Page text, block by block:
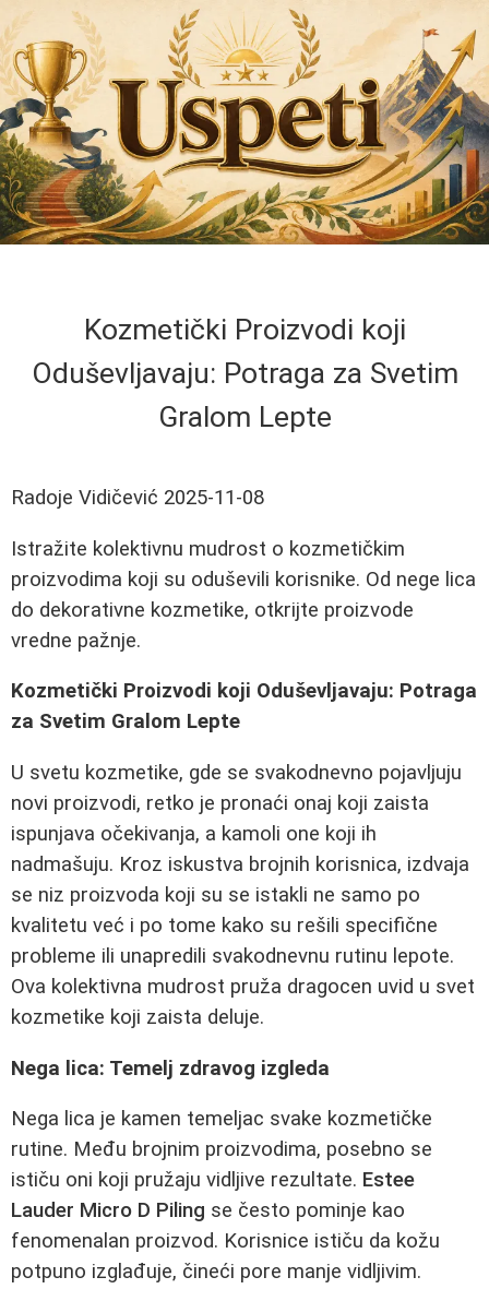
Kozmetički Proizvodi koji
Oduševljavaju: Potraga za Svetim
Gralom Lepte
Radoje Vidičević 2025-11-08
Istražite kolektivnu mudrost o kozmetičkim
proizvodima koji su oduševili korisnike. Od nege lica
do dekorativne kozmetike, otkrijte proizvode
vredne pažnje.
Kozmetički Proizvodi koji Oduševljavaju: Potraga
za Svetim Gralom Lepte
U svetu kozmetike, gde se svakodnevno pojavljuju
novi proizvodi, retko je pronaći onaj koji zaista
ispunjava očekivanja, a kamoli one koji ih
nadmašuju. Kroz iskustva brojnih korisnica, izdvaja
se niz proizvoda koji su se istakli ne samo po
kvalitetu već i po tome kako su rešili specifične
probleme ili unapredili svakodnevnu rutinu lepote.
Ova kolektivna mudrost pruža dragocen uvid u svet
kozmetike koji zaista deluje.
Nega lica: Temelj zdravog izgleda
Nega lica je kamen temeljac svake kozmetičke
rutine. Među brojnim proizvodima, posebno se
ističu oni koji pružaju vidljive rezultate. Estee
Lauder Micro D Piling se često pominje kao
fenomenalan proizvod. Korisnice ističu da kožu
potpuno izglađuje, čineći pore manje vidljivim.